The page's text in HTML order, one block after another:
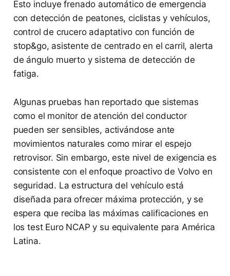
Esto incluye frenado automático de emergencia
con detección de peatones, ciclistas y vehículos,
control de crucero adaptativo con función de
stop&go, asistente de centrado en el carril, alerta
de ángulo muerto y sistema de detección de
fatiga.
Algunas pruebas han reportado que sistemas
como el monitor de atención del conductor
pueden ser sensibles, activándose ante
movimientos naturales como mirar el espejo
retrovisor. Sin embargo, este nivel de exigencia es
consistente con el enfoque proactivo de Volvo en
seguridad. La estructura del vehículo está
diseñada para ofrecer máxima protección, y se
espera que reciba las máximas calificaciones en
los test Euro NCAP y su equivalente para América
Latina.